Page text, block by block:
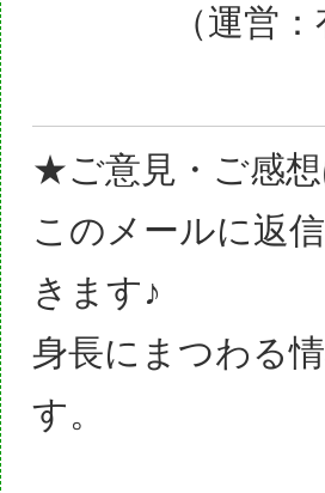
（運営
★ご意見・ご感
このメールに返
きます♪
身長にまつわる
す。